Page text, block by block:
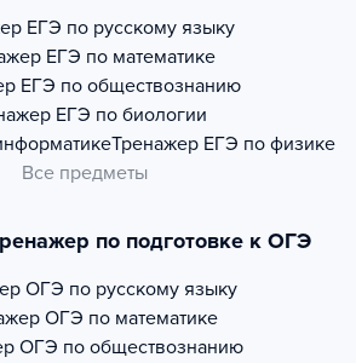
ЕГЭ по русскому языку
ЕГЭ по математике
ЕГЭ по обществознанию
ЕГЭ по биологии
Тренажер ЕГЭ по физике
Все предметы
по подготовке к ОГЭ
ОГЭ по русскому языку
ОГЭ по математике
ОГЭ по обществознанию